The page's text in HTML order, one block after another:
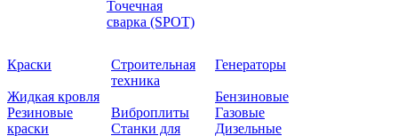
Точечная
сварка (SPOT)
Краски
Жидкая кровля
Резиновые
краски
Строительная
техника
Виброплиты
Станки для
Генераторы
Бензиновые
Газовые
Дизельные